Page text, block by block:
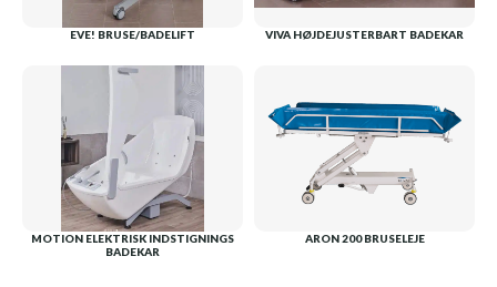
EVE! BRUSE/BADELIFT VIVA HØJDEJUSTERBART BADEKAR
MOTION ELEKTRISK INDSTIGNINGS
BADEKAR
ARON 200 BRUSELEJE